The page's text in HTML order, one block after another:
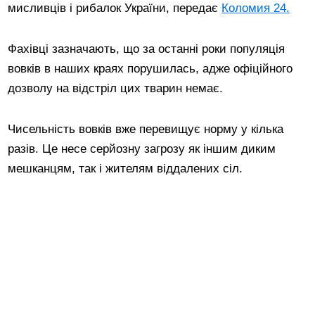
мисливців і рибалок України, передає Коломия 24.
Фахівці зазначають, що за останні роки популяція
вовків в наших краях порушилась, адже офіційного
дозволу на відстріл цих тварин немає.
Чисельність вовків вже перевищує норму у кілька
разів. Це несе серйозну загрозу як іншим диким
мешканцям, так і жителям віддалених сіл.